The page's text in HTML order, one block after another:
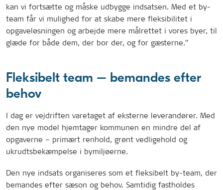
kan vi fortsætte og måske udbygge indsatsen. Med et by-
team får vi mulighed for at skabe mere fleksibilitet i
opgaveløsningen og arbejde mere målrettet i vores byer, til
glæde for både dem, der bor der, og for gæsterne.”
Fleksibelt team – bemandes efter
behov
I dag er vejdriften varetaget af eksterne leverandører. Med
den nye model hjemtager kommunen en mindre del af
opgaverne – primært renhold, grønt vedligehold og
ukrudtsbekæmpelse i bymiljøerne.
Den nye indsats organiseres som et fleksibelt by-team, der
bemandes efter sæson og behov. Samtidig fastholdes